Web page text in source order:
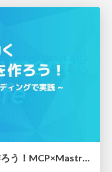
実務で動くAIエージェントを作ろう！MCP×Mastraをライブコーディングで実践